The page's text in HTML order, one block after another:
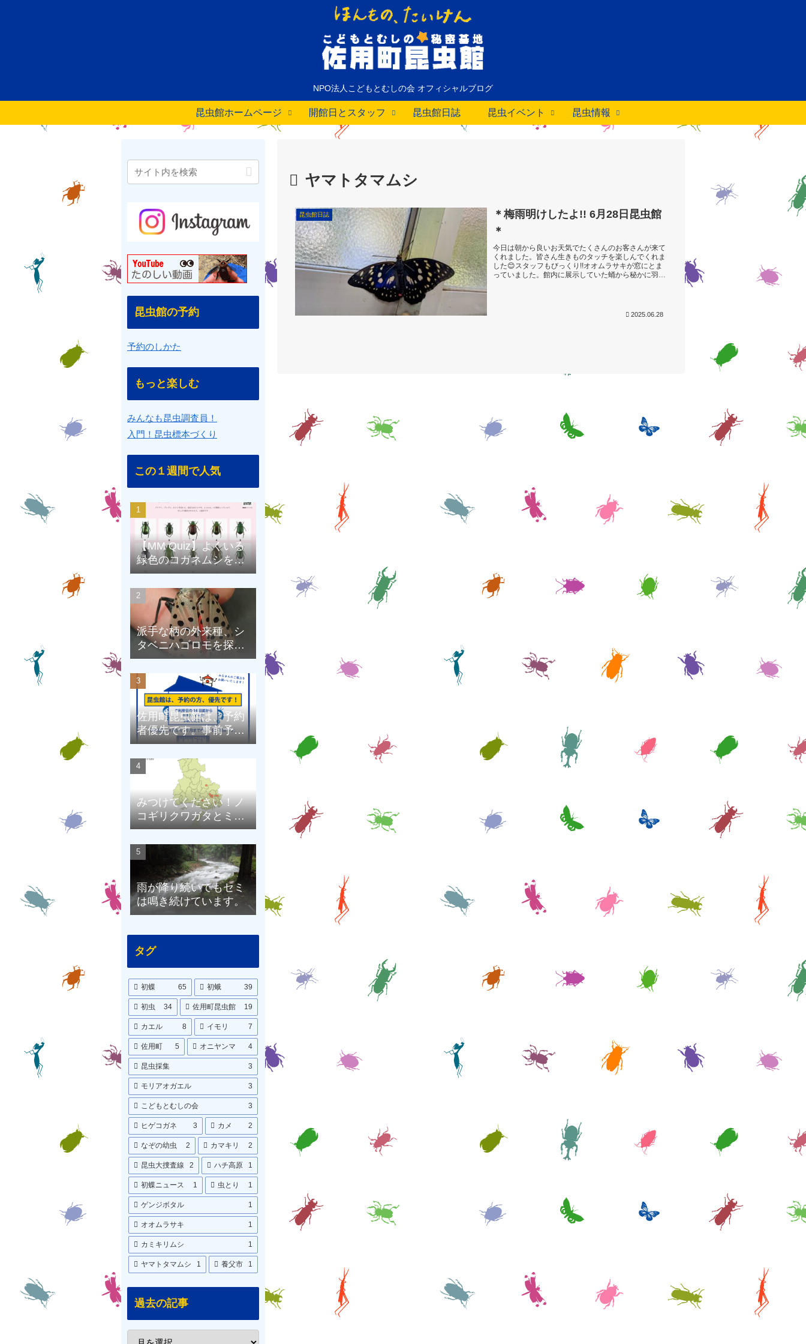
NPO法人こどもとむしの会 オフィシャルブログ
昆虫館ホームページ 開館日とスタッフ 昆虫館日誌 昆虫イベント 昆虫情報
ヤマトタマムシ
昆虫館日誌
＊梅雨明けしたよ!! 6月28日昆虫館
＊
今日は朝から良いお天気でたくさんのお客さんが来て
くれました。皆さん生きものタッチを楽しんでくれま
した😊スタッフもびっくり!!オオムラサキが窓にとま
っていました。館内に展示していた蛹から秘かに羽化
2025.06.28
昆虫館の予約
予約のしかた
もっと楽しむ
みんなも昆虫調査員！
入門！昆虫標本づくり
この１週間で人気
【MM Quiz】よくいる
緑色のコガネムシを、
克服しよう！
派手な柄の外来種、シ
タベニハゴロモを探そ
う
佐用町昆虫館は、予約
者優先です。事前予約
にご協力をお願いしま
す。
みつけてください！ノ
コギリクワガタとミヤ
マクワガタ（兵庫県限
定）
雨が降り続いてもセミ
は鳴き続けています。
タグ
初蝶 65 初蛾 39
初虫 34 佐用町昆虫館 19
カエル 8 イモリ 7
佐用町 5 オニヤンマ 4
昆虫採集 3
モリアオガエル 3
こどもとむしの会 3
ヒゲコガネ 3 カメ 2
なぞの幼虫 2 カマキリ 2
昆虫大捜査線 2 ハチ高原 1
初蝶ニュース 1 虫とり 1
ゲンジボタル 1
オオムラサキ 1
カミキリムシ 1
ヤマトタマムシ 1 養父市 1
過去の記事